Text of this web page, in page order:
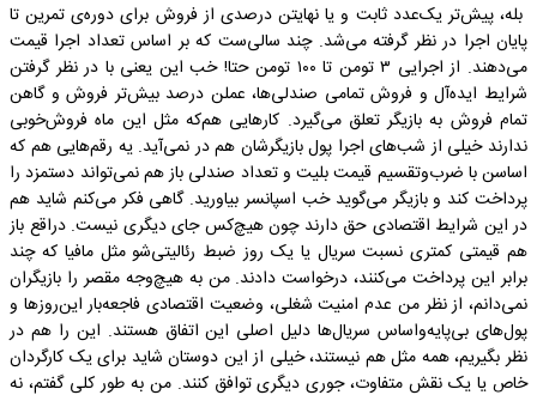
بله، پیش‌تر یک‌عدد ثابت و یا نهایتن درصدی از فروش برای دوره‌ی تمرین تا
پایان اجرا در نظر گرفته می‌شد. چند سالی‌ست که بر اساس تعداد اجرا قیمت
می‌دهند. از اجرایی ۳ تومن تا ۱۰۰ تومن حتا! خب این یعنی با در نظر گرفتن
شرایط ایده‌آل و فروش تمامی صندلی‌ها، عملن درصد بیش‌تر فروش و گاهن
تمام فروش به بازیگر تعلق می‌گیرد. کارهایی هم‌که مثل این ماه فروش‌خوبی
ندارند خیلی از شب‌های اجرا پول بازیگرشان هم در نمی‌آید. یه رقم‌هایی هم که
اساسن با ضرب‌و‌تقسیم قیمت بلیت و‌ تعداد صندلی باز هم نمی‌تواند دستمزد را
پرداخت کند و بازیگر می‌گوید خب اسپانسر بیاورید. گاهی فکر می‌کنم شاید هم
در این شرایط اقتصادی حق دارند چون هیچ‌کس جای دیگری نیست. در‌اقع باز
هم قیمتی کمتری نسبت سریال یا یک روز‌ ضبط رئالیتی‌شو مثل مافیا که چند
برابر این پرداخت می‌کنند، درخواست دادند. من به هیچ‌وجه مقصر را بازیگران
نمی‌دانم، از نظر من عدم امنیت شغلی، وضعیت اقتصادی فاجعه‌بار این‌روزها و
پول‌های بی‌پایه‌و‌اساس سریال‌ها دلیل اصلی این اتفاق هستند. این را هم در
نظر بگیریم، همه مثل هم نیستند، خیلی از این دوستان شاید برای یک کارگردان
خاص یا یک نقش متفاوت، جوری دیگری توافق کنند. من به طور کلی گفتم، نه